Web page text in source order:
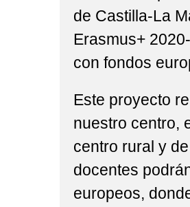
de Castilla-La
Erasmus+
con fondos
Este proyecto
nuestro centro,
centro rural y
docentes
europeos,